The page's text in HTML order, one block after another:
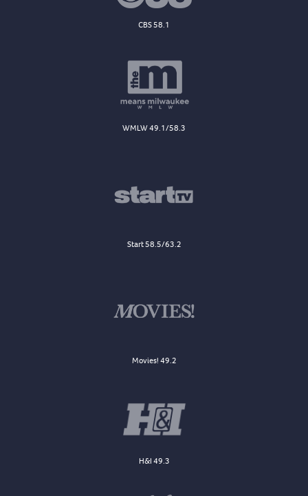
CBS 58.1
WMLW 49.1/58.3
Start 58.5/63.2
Movies! 49.2
H&I 49.3